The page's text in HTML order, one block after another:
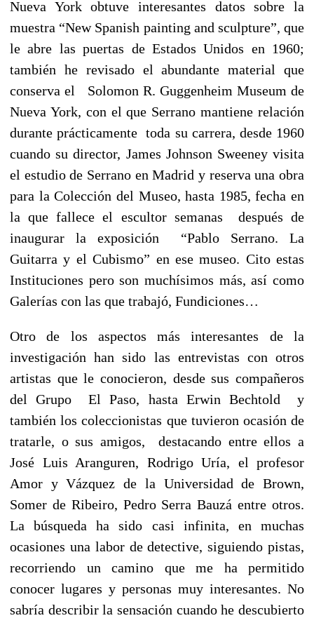
Nueva York obtuve interesantes datos sobre la
muestra “New Spanish painting and sculpture”, que
le abre las puertas de Estados Unidos en 1960;
también he revisado el abundante material que
conserva el Solomon R. Guggenheim Museum de
Nueva York, con el que Serrano mantiene relación
durante prácticamente toda su carrera, desde 1960
cuando su director, James Johnson Sweeney visita
el estudio de Serrano en Madrid y reserva una obra
para la Colección del Museo, hasta 1985, fecha en
la que fallece el escultor semanas después de
inaugurar la exposición “Pablo Serrano. La
Guitarra y el Cubismo” en ese museo. Cito estas
Instituciones pero son muchísimos más, así como
Galerías con las que trabajó, Fundiciones…
Otro de los aspectos más interesantes de la
investigación han sido las entrevistas con otros
artistas que le conocieron, desde sus compañeros
del Grupo El Paso, hasta Erwin Bechtold y
también los coleccionistas que tuvieron ocasión de
tratarle, o sus amigos, destacando entre ellos a
José Luis Aranguren, Rodrigo Uría, el profesor
Amor y Vázquez de la Universidad de Brown,
Somer de Ribeiro, Pedro Serra Bauzá entre otros.
La búsqueda ha sido casi infinita, en muchas
ocasiones una labor de detective, siguiendo pistas,
recorriendo un camino que me ha permitido
conocer lugares y personas muy interesantes. No
sabría describir la sensación cuando he descubierto